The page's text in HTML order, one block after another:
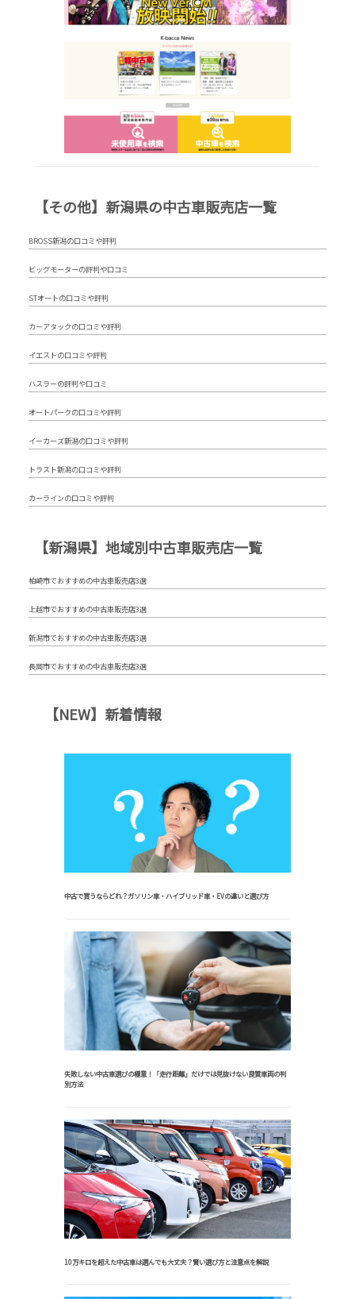
【その他】新潟県の中古車販売店一覧
BROSS新潟の口コミや評判
ビッグモーターの評判や口コミ
STオートの口コミや評判
カーアタックの口コミや評判
イエストの口コミや評判
ハスラーの評判や口コミ
オートパークの口コミや評判
イーカーズ新潟の口コミや評判
トラスト新潟の口コミや評判
カーラインの口コミや評判
【新潟県】地域別中古車販売店一覧
柏崎市でおすすめの中古車販売店3選
上越市でおすすめの中古車販売店3選
新潟市でおすすめの中古車販売店3選
長岡市でおすすめの中古車販売店3選
【NEW】新着情報
中古で買うならどれ？ガソリン車・ハイブリッド車・EVの違いと選び方
失敗しない中古車選びの極意！「走行距離」だけでは見抜けない良質車両の判
別方法
10万キロを超えた中古車は選んでも大丈夫？賢い選び方と注意点を解説